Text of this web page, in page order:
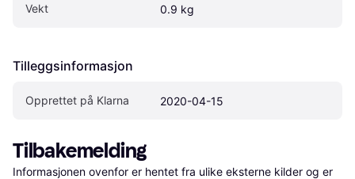
Vekt 0.9 kg
Tilleggsinformasjon
Opprettet på Klarna 2020-04-15
Tilbakemelding
Informasjonen ovenfor er hentet fra ulike eksterne kilder og er